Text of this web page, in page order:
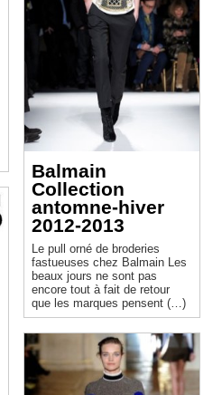
Balmain
Collection
antomne-hiver
2012-2013
Le pull orné de broderies
fastueuses chez Balmain Les
beaux jours ne sont pas
encore tout à fait de retour
que les marques pensent (…)